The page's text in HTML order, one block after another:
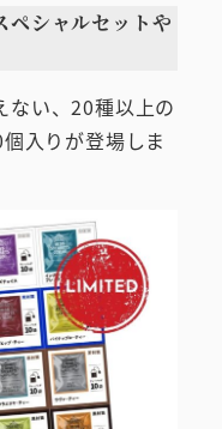
ペシャルセットや
ない、20種以上の
入りが登場しま